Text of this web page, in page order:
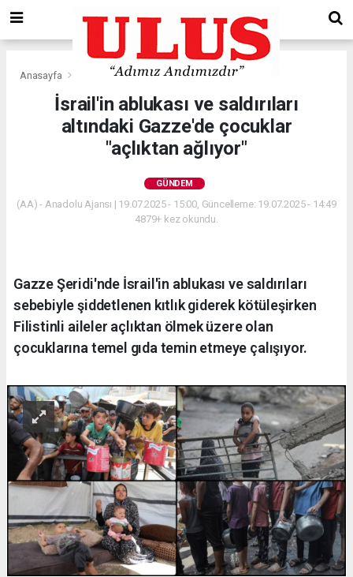
Anasayfa Gündem
İsrail'in ablukası ve saldırıları
altındaki Gazze'de çocuklar
"açlıktan ağlıyor"
GÜNDEM
(AA) - Anadolu Ajansı | 19.07.2025 - 15:00, Güncelleme: 19.07.2025 - 14:49
4879+ kez okundu.
Gazze Şeridi'nde İsrail'in ablukası ve saldırıları
sebebiyle şiddetlenen kıtlık giderek kötüleşirken
Filistinli aileler açlıktan ölmek üzere olan
çocuklarına temel gıda temin etmeye çalışıyor.